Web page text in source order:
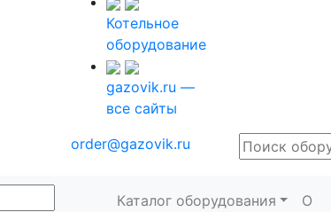
Котельное
оборудование
gazovik.ru —
все сайты
order@gazovik.ru
Каталог оборудования
О